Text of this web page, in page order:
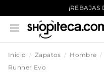
¡REBAJAS
Inicio Zapatos Hombre
Runner Evo